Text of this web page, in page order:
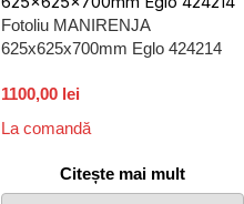
Fotoliu MANIRENJA
625x625x700mm Eglo 424214
1100,00 lei
La comandă
Citește mai mult